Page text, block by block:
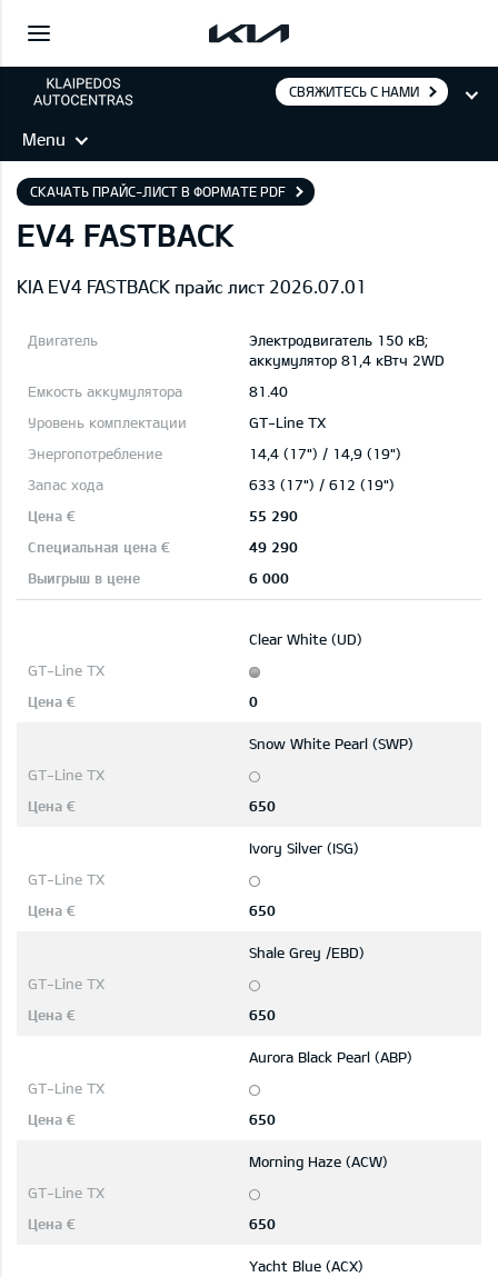
СВЯЖИТЕСЬ С НАМИ
Menu
СКАЧАТЬ ПРАЙС-ЛИСТ В ФОРМАТЕ PDF
EV4 FASTBACK
KIA EV4 FASTBACK прайс лист 2026.07.01
Электродвигатель 150 кВ;
aккумулятор 81,4 кВтч 2WD
81.40
GT-Line TX
14,4 (17") / 14,9 (19")
633 (17") / 612 (19")
55 290
49 290
6 000
Clear White (UD)
0
Snow White Pearl (SWP)
650
Ivory Silver (ISG)
650
Shale Grey /EBD)
650
Aurora Black Pearl (ABP)
650
Morning Haze (ACW)
650
Yacht Blue (ACX)